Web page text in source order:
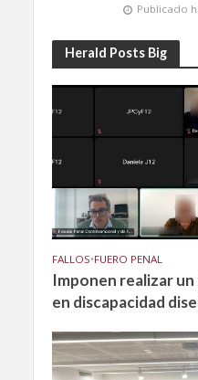
Publicado
Herald Posts Big
FALLOS•FUERO PENAL
Imponen realizar
en discapacidad